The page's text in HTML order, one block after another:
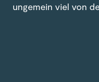
ungemein viel von